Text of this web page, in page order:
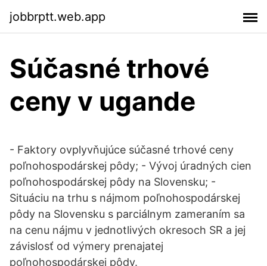
jobbrptt.web.app
Súčasné trhové
ceny v ugande
- Faktory ovplyvňujúce súčasné trhové ceny
poľnohospodárskej pôdy; - Vývoj úradných cien
poľnohospodárskej pôdy na Slovensku; -
Situáciu na trhu s nájmom poľnohospodárskej
pôdy na Slovensku s parciálnym zameraním sa
na cenu nájmu v jednotlivých okresoch SR a jej
závislosť od výmery prenajatej
poľnohospodárskej pôdy.